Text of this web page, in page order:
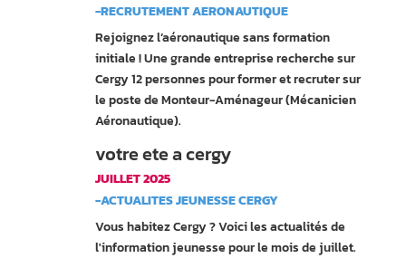
-RECRUTEMENT AERONAUTIQUE
Rejoignez l’aéronautique sans formation
initiale ! Une grande entreprise recherche sur
Cergy 12 personnes pour former et recruter sur
le poste de Monteur-Aménageur (Mécanicien
Aéronautique).
votre ete a cergy
JUILLET 2025
-ACTUALITES JEUNESSE CERGY
Vous habitez Cergy ? Voici les actualités de
l'information jeunesse pour le mois de juillet.